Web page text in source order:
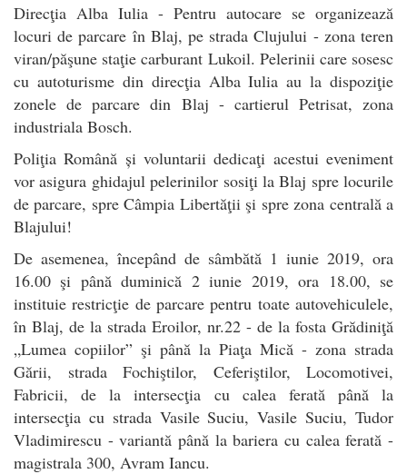
Direcţia Alba Iulia - Pentru autocare se organizează
locuri de parcare în Blaj, pe strada Clujului - zona teren
viran/păşune staţie carburant Lukoil. Pelerinii care sosesc
cu autoturisme din direcţia Alba Iulia au la dispoziţie
zonele de parcare din Blaj - cartierul Petrisat, zona
industriala Bosch.
Poliţia Română și voluntarii dedicaţi acestui eveniment
vor asigura ghidajul pelerinilor sosiţi la Blaj spre locurile
de parcare, spre Câmpia Libertăţii şi spre zona centrală a
Blajului!
De asemenea, începând de sâmbătă 1 iunie 2019, ora
16.00 şi până duminică 2 iunie 2019, ora 18.00, se
instituie restricţie de parcare pentru toate autovehiculele,
în Blaj, de la strada Eroilor, nr.22 - de la fosta Grădiniţă
„Lumea copiilor” şi până la Piaţa Mică - zona strada
Gării, strada Fochiştilor, Ceferiştilor, Locomotivei,
Fabricii, de la intersecţia cu calea ferată până la
intersecţia cu strada Vasile Suciu, Vasile Suciu, Tudor
Vladimirescu - variantă până la bariera cu calea ferată -
magistrala 300, Avram Iancu.